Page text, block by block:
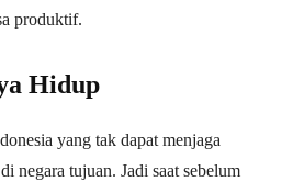
produktif.
Hidup
yang tak dapat menjaga
negara tujuan. Jadi saat sebelum